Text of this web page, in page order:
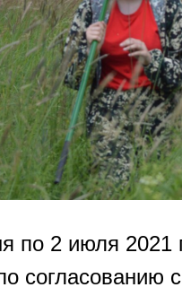
по 2 июля 2021